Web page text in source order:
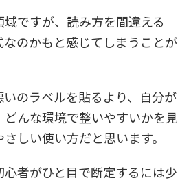
ですが、読み方を間違える
なのかもと感じてしまうことが
のラベルを貼るより、自分が
どんな環境で整いやすいかを見
しい使い方だと思います。
者がひと目で断定するには少